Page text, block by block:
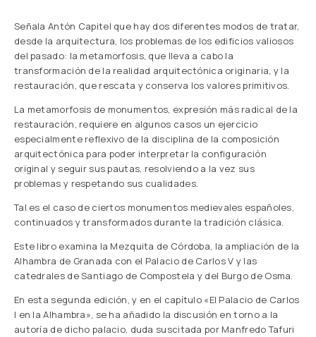
Señala Antón Capitel que hay dos diferentes modos de tratar,
desde la arquitectura, los problemas de los edificios valiosos
del pasado: la metamorfosis, que lleva a cabo la
transformación de la realidad arquitectónica originaria, y la
restauración, que rescata y conserva los valores primitivos.
La metamorfosis de monumentos, expresión más radical de la
restauración, requiere en algunos casos un ejercicio
especialmente reflexivo de la disciplina de la composición
arquitectónica para poder interpretar la configuración
original y seguir sus pautas, resolviendo a la vez sus
problemas y respetando sus cualidades.
Tal es el caso de ciertos monumentos medievales españoles,
continuados y transformados durante la tradición clásica.
Este libro examina la Mezquita de Córdoba, la ampliación de la
Alhambra de Granada con el Palacio de Carlos V y las
catedrales de Santiago de Compostela y del Burgo de Osma.
En esta segunda edición, y en el capítulo «El Palacio de Carlos
I en la Alhambra», se ha añadido la discusión en torno a la
autoría de dicho palacio, duda suscitada por Manfredo Tafuri